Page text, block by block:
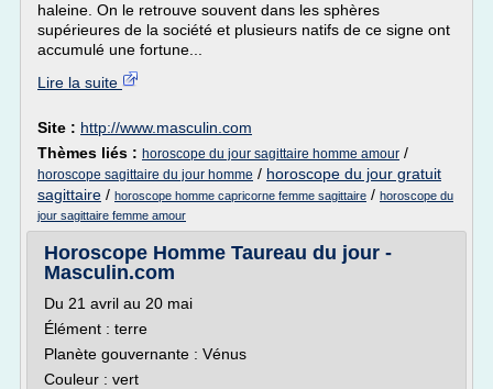
haleine. On le retrouve souvent dans les sphères
supérieures de la société et plusieurs natifs de ce signe ont
accumulé une fortune...
Lire la suite
Site : http://www.masculin.com
Thèmes liés : horoscope du jour sagittaire homme amour /
horoscope sagittaire du jour homme / horoscope du jour gratuit
sagittaire / horoscope homme capricorne femme sagittaire / horoscope du
jour sagittaire femme amour
Horoscope Homme Taureau du jour -
Masculin.com
Du 21 avril au 20 mai
Élément : terre
Planète gouvernante : Vénus
Couleur : vert